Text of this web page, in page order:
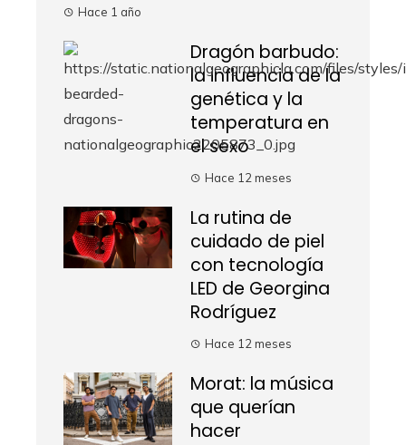
Hace 1 año
Dragón barbudo:
la influencia de la
genética y la
temperatura en
el sexo
Hace 12 meses
La rutina de
cuidado de piel
con tecnología
LED de Georgina
Rodríguez
Hace 12 meses
Morat: la música
que querían
hacer